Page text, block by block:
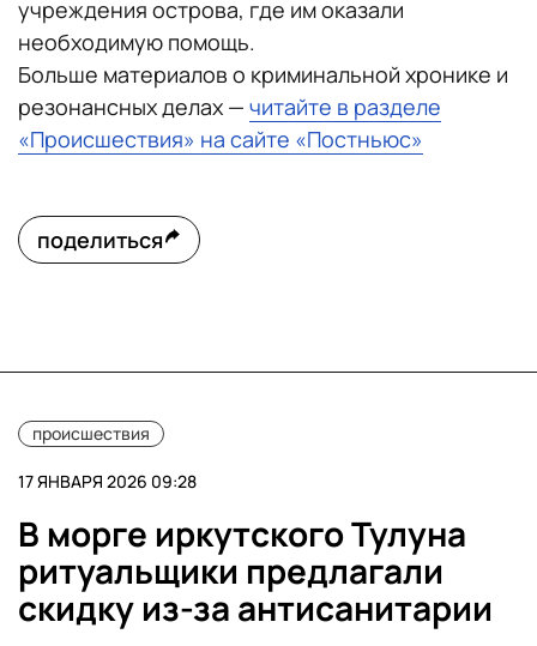
учреждения острова, где им оказали
необходимую помощь.
Больше материалов о криминальной хронике и
резонансных делах — читайте в разделе
«Происшествия» на сайте «Постньюс»
поделиться
происшествия
17 ЯНВАРЯ 2026 09:28
В морге иркутского Тулуна
ритуальщики предлагали
скидку из-за антисанитарии